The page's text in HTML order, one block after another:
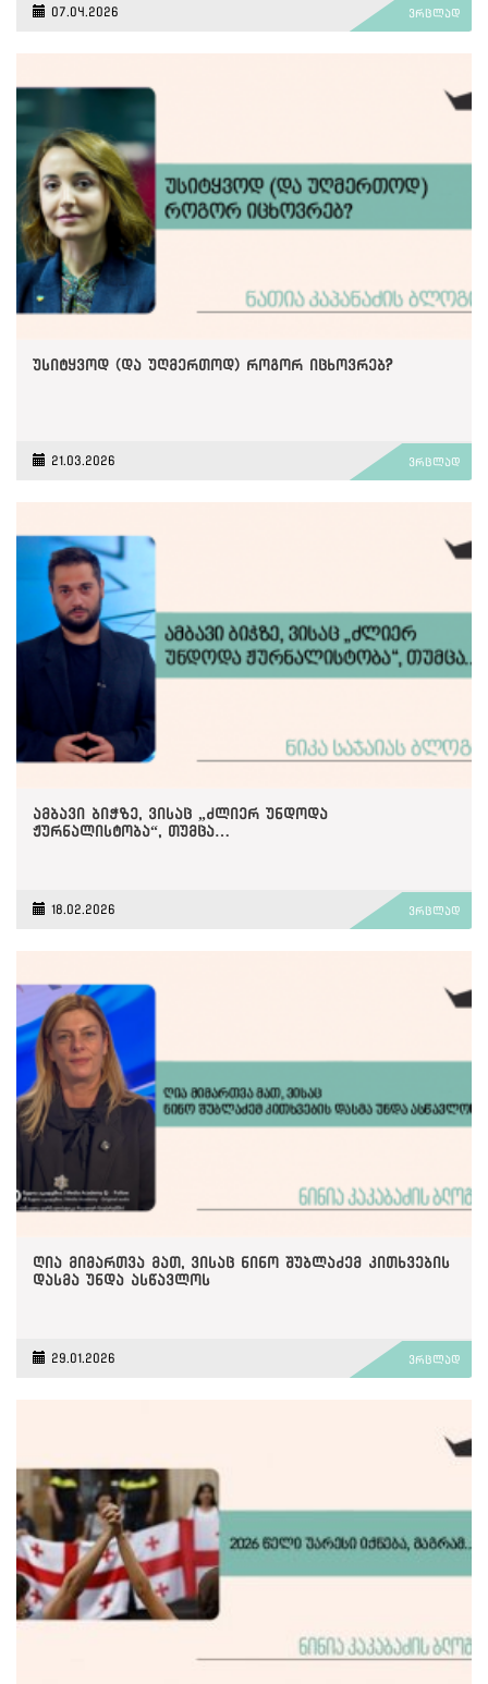
07.04.2026 ვრცლად
უსიტყვოდ (და უღმერთოდ) როგორ იცხოვრებ?
21.03.2026 ვრცლად
ამბავი ბიჭზე, ვისაც „ძლიერ უნდოდა
ჟურნალისტობა“, თუმცა…
18.02.2026 ვრცლად
ღია მიმართვა მათ, ვისაც ნინო შუბლაძემ კითხვების
დასმა უნდა ასწავლოს
29.01.2026 ვრცლად